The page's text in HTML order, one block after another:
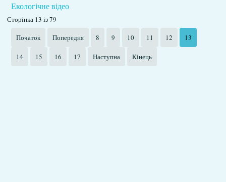
Екологічне відео
Сторінка 13 із 79
Початок
Попередня 8 9 10 11 12 13
14 15 16 17 Наступна Кінець